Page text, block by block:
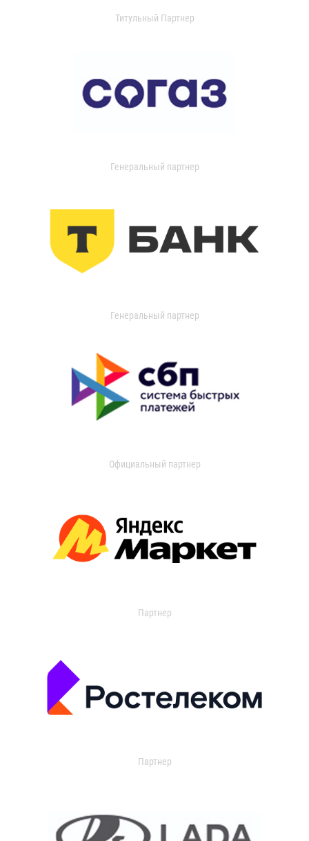
Титульный Партнер
Генеральный партнер
Генеральный партнер
Официальный партнер
Партнер
Партнер